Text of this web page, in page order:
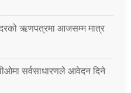
ऋणपत्रमा आजसम्म मात्र
सर्वसाधारणले आवेदन दिने